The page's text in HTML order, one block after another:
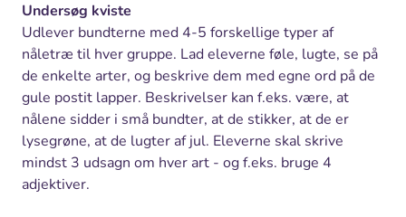
Undersøg kviste
Udlever bundterne med 4-5 forskellige typer af
nåletræ til hver gruppe. Lad eleverne føle, lugte, se på
de enkelte arter, og beskrive dem med egne ord på de
gule postit lapper. Beskrivelser kan f.eks. være, at
nålene sidder i små bundter, at de stikker, at de er
lysegrøne, at de lugter af jul. Eleverne skal skrive
mindst 3 udsagn om hver art - og f.eks. bruge 4
adjektiver.